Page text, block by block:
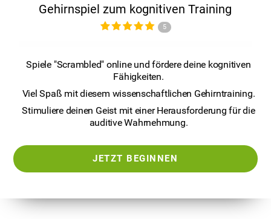
Gehirnspiel zum kognitiven Training
5
Spiele "Scrambled" online und fördere deine kognitiven
Fähigkeiten.
Viel Spaß mit diesem wissenschaftlichen Gehirntraining.
Stimuliere deinen Geist mit einer Herausforderung für die
auditive Wahrnehmung.
JETZT BEGINNEN